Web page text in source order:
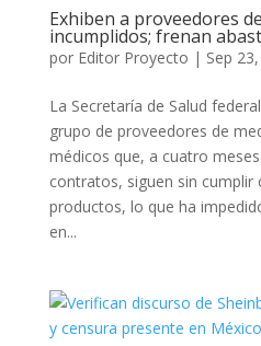
Exhiben a proveedores
incumplidos; frenan
por Editor Proyecto | Sep
La Secretaría de Salud
grupo de proveedores de
médicos que, a cuatro
contratos, siguen sin cumplir
productos, lo que ha
en...